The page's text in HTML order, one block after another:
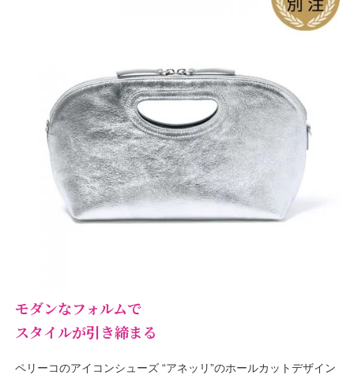
モダンなフォルムで
スタイルが引き締まる
ペリーコのアイコンシューズ “アネッリ”のホールカットデザイン